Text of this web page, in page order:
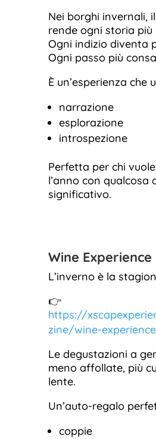
Nei borghi invernali,
rende ogni storia più
Ogni indizio diventa
Ogni passo più
È un’esperienza che
narrazione
esplorazione
introspezione
Perfetta per chi
l’anno con qualcosa
significativo.
Wine
L’inverno è la
👉
https://
zine/wine-experience
Le degustazioni a
meno affollate, più
lente.
Un’auto-regalo
coppie